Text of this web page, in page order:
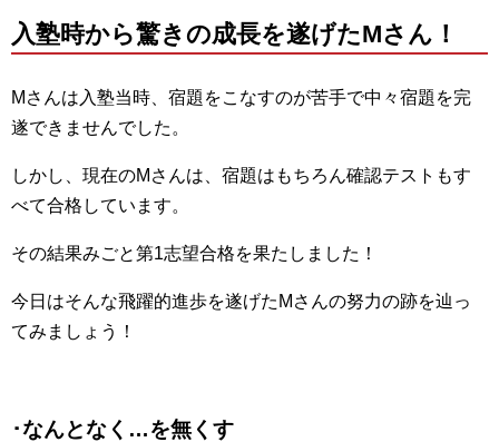
入塾時から驚きの成長を遂げたMさん！
Mさんは入塾当時、宿題をこなすのが苦手で中々宿題を完
遂できませんでした。
しかし、現在のMさんは、宿題はもちろん確認テストもす
べて合格しています。
その結果みごと第1志望合格を果たしました！
今日はそんな飛躍的進歩を遂げたMさんの努力の跡を辿っ
てみましょう！
･なんとなく…を無くす